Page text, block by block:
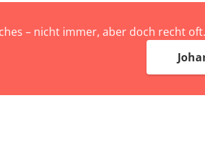
– nicht immer, aber doch recht